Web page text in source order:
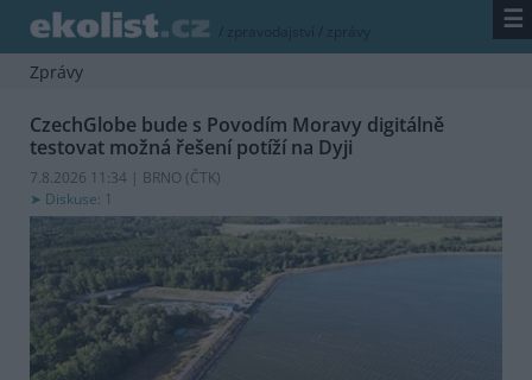
/ zpravodajství / zprávy ☰
Zprávy
CzechGlobe bude s Povodím Moravy digitálně
testovat možná řešení potíží na Dyji
7.8.2026 11:34 | BRNO (ČTK)
Diskuse: 1